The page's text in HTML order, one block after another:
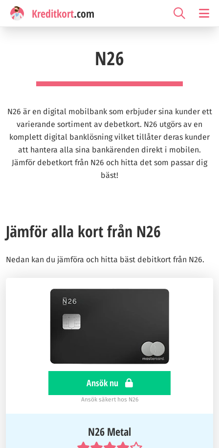
Kreditkort.com
N26
N26 är en digital mobilbank som erbjuder sina kunder ett
varierande sortiment av debetkort. N26 utgörs av en
komplett digital banklösning vilket tillåter deras kunder
att hantera alla sina bankärenden direkt i mobilen.
Jämför debetkort från N26 och hitta det som passar dig
bäst!
Jämför alla kort från N26
Nedan kan du jämföra och hitta bäst debitkort från N26.
Ansök nu
Ansök säkert hos N26
N26 Metal